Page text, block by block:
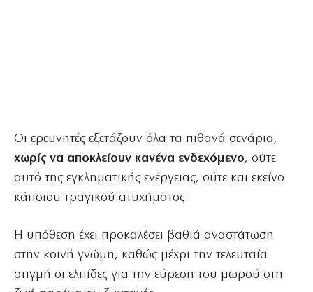
Οι ερευνητές εξετάζουν όλα τα πιθανά σενάρια,
χωρίς να αποκλείουν κανένα ενδεχόμενο, ούτε
αυτό της εγκληματικής ενέργειας, ούτε και εκείνο
κάποιου τραγικού ατυχήματος.
Η υπόθεση έχει προκαλέσει βαθιά αναστάτωση
στην κοινή γνώμη, καθώς μέχρι την τελευταία
στιγμή οι ελπίδες για την εύρεση του μωρού στη